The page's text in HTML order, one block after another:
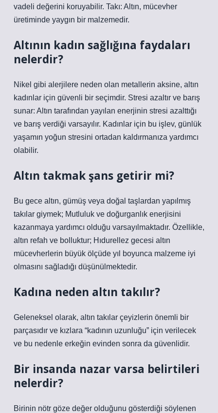
vadeli değerini koruyabilir. Takı: Altın, mücevher
üretiminde yaygın bir malzemedir.
Altının kadın sağlığına faydaları
nelerdir?
Nikel gibi alerjilere neden olan metallerin aksine, altın
kadınlar için güvenli bir seçimdir. Stresi azaltır ve barış
sunar: Altın tarafından yayılan enerjinin stresi azalttığı
ve barış verdiği varsayılır. Kadınlar için bu işlev, günlük
yaşamın yoğun stresini ortadan kaldırmanıza yardımcı
olabilir.
Altın takmak şans getirir mi?
Bu gece altın, gümüş veya doğal taşlardan yapılmış
takılar giymek; Mutluluk ve doğurganlık enerjisini
kazanmaya yardımcı olduğu varsayılmaktadır. Özellikle,
altın refah ve bolluktur; Hıdurellez gecesi altın
mücevherlerin büyük ölçüde yıl boyunca malzeme iyi
olmasını sağladığı düşünülmektedir.
Kadına neden altın takılır?
Geleneksel olarak, altın takılar çeyizlerin önemli bir
parçasıdır ve kızlara “kadının uzunluğu” için verilecek
ve bu nedenle erkeğin evinden sonra da güvenlidir.
Bir insanda nazar varsa belirtileri
nelerdir?
Birinin nötr göze değer olduğunu gösterdiği söylenen